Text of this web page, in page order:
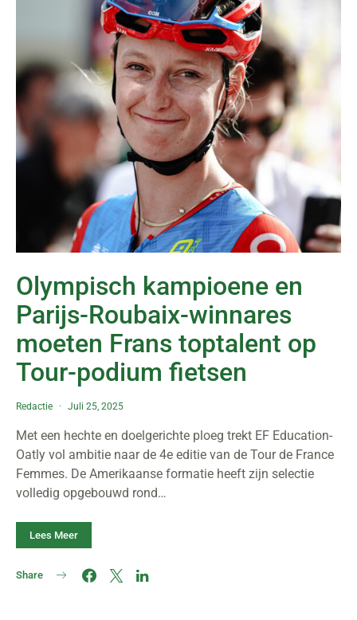
Olympisch kampioene en
Parijs-Roubaix-winnares
moeten Frans toptalent op
Tour-podium fietsen
Redactie Juli 25, 2025
Met een hechte en doelgerichte ploeg trekt EF Education-
Oatly vol ambitie naar de 4e editie van de Tour de France
Femmes. De Amerikaanse formatie heeft zijn selectie
volledig opgebouwd rond…
Lees Meer
Share